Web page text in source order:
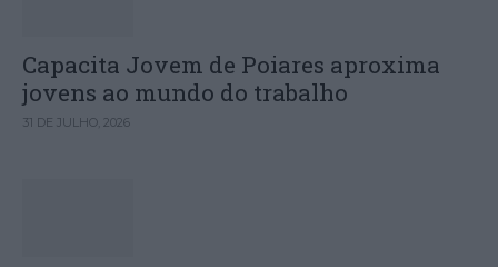
Capacita Jovem de Poiares aproxima
jovens ao mundo do trabalho
31 DE JULHO, 2026